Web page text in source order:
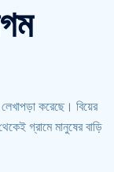
করেছে। বিয়ের
গ্রামে মানুষের বাড়ি